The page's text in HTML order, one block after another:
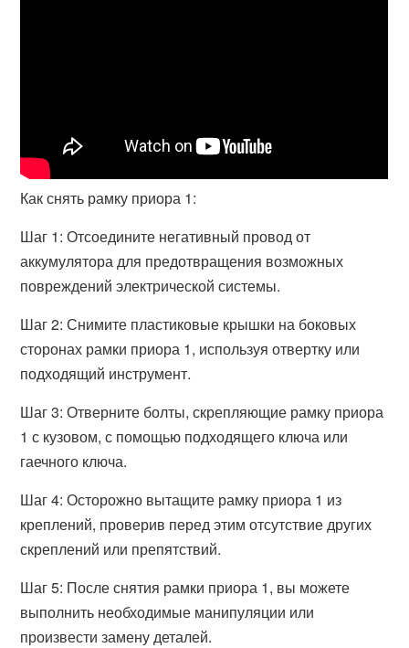
Как снять рамку приора 1:
Шаг 1: Отсоедините негативный провод от
аккумулятора для предотвращения возможных
повреждений электрической системы.
Шаг 2: Снимите пластиковые крышки на боковых
сторонах рамки приора 1, используя отвертку или
подходящий инструмент.
Шаг 3: Отверните болты, скрепляющие рамку приора
1 с кузовом, с помощью подходящего ключа или
гаечного ключа.
Шаг 4: Осторожно вытащите рамку приора 1 из
креплений, проверив перед этим отсутствие других
скреплений или препятствий.
Шаг 5: После снятия рамки приора 1, вы можете
выполнить необходимые манипуляции или
произвести замену деталей.